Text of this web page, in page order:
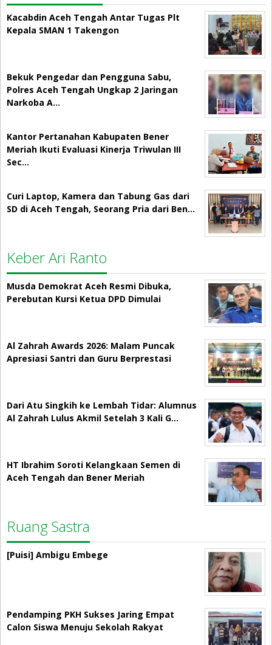
Kacabdin Aceh Tengah Antar Tugas Plt
Kepala SMAN 1 Takengon
Bekuk Pengedar dan Pengguna Sabu,
Polres Aceh Tengah Ungkap 2 Jaringan
Narkoba A…
Kantor Pertanahan Kabupaten Bener
Meriah Ikuti Evaluasi Kinerja Triwulan III
Sec…
Curi Laptop, Kamera dan Tabung Gas dari
SD di Aceh Tengah, Seorang Pria dari Ben…
Keber Ari Ranto
Musda Demokrat Aceh Resmi Dibuka,
Perebutan Kursi Ketua DPD Dimulai
Al Zahrah Awards 2026: Malam Puncak
Apresiasi Santri dan Guru Berprestasi
Dari Atu Singkih ke Lembah Tidar: Alumnus
Al Zahrah Lulus Akmil Setelah 3 Kali G…
HT Ibrahim Soroti Kelangkaan Semen di
Aceh Tengah dan Bener Meriah
Ruang Sastra
[Puisi] Ambigu Embege
Pendamping PKH Sukses Jaring Empat
Calon Siswa Menuju Sekolah Rakyat